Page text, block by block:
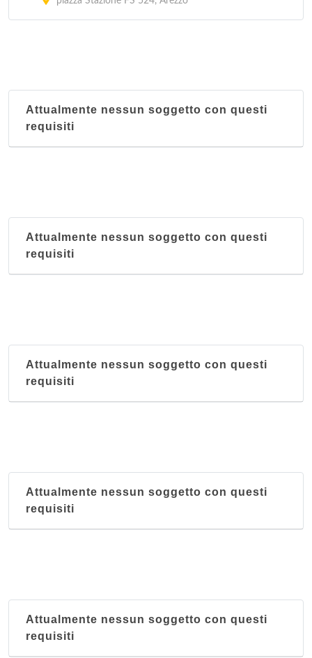
Attualmente nessun soggetto con questi
requisiti
Attualmente nessun soggetto con questi
requisiti
Attualmente nessun soggetto con questi
requisiti
Attualmente nessun soggetto con questi
requisiti
Attualmente nessun soggetto con questi
requisiti